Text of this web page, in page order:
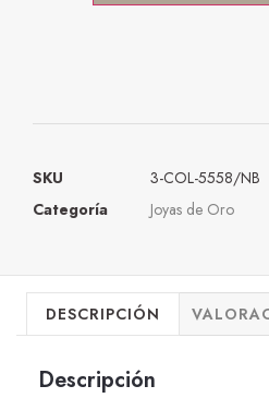
SKU
3-COL-5558/NB
Categoría
Joyas de Oro
DESCRIPCIÓN
Descripción